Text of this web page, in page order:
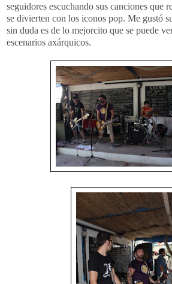
seguidores escuchando sus canciones que
se divierten con los iconos pop. Me gustó
sin duda es de lo mejorcito que se puede
escenarios axárquicos.